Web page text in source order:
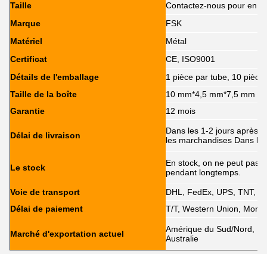
Taille
Contactez-nous pour en
Marque
FSK
Matériel
Métal
Certificat
CE, ISO9001
Détails de l'emballage
1 pièce par tube, 10
Taille de la boîte
10 mm*4,5 mm*7,5 mm
Garantie
12 mois
Délai de livraison
Dans les 1-2 jours après
les marchandises Dans
Le stock
En stock, on ne peut pas
pendant longtemps.
Voie de transport
DHL, FedEx, UPS, TNT,
Délai de paiement
T/T, Western Union,
Marché d'exportation actuel
Amérique du Sud/Nord,
Australie